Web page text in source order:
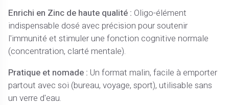
Enrichi en Zinc de haute qualité : Oligo-élément
indispensable dosé avec précision pour soutenir
l'immunité et stimuler une fonction cognitive normale
(concentration, clarté mentale).
Pratique et nomade : Un format malin, facile à emporter
partout avec soi (bureau, voyage, sport), utilisable sans
un verre d'eau.